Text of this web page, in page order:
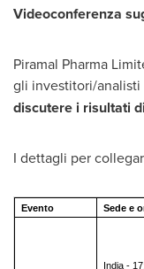
Videoconferenza
Piramal Pharma
gli investitori/analisti
discutere i risultati
I dettagli per
Evento Sede e
India -